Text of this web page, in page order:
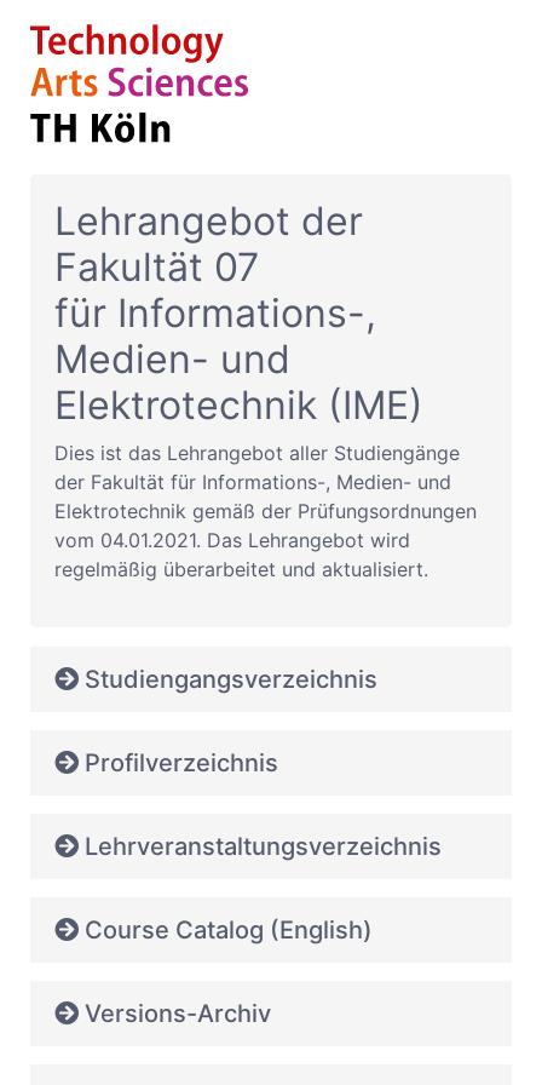
Lehrangebot der
Fakultät 07
für Informations-,
Medien- und
Elektrotechnik (IME)
Dies ist das Lehrangebot aller Studiengänge
der Fakultät für Informations-, Medien- und
Elektrotechnik gemäß der Prüfungsordnungen
vom 04.01.2021. Das Lehrangebot wird
regelmäßig überarbeitet und aktualisiert.
Studiengangsverzeichnis
Profilverzeichnis
Lehrveranstaltungsverzeichnis
Course Catalog (English)
Versions-Archiv